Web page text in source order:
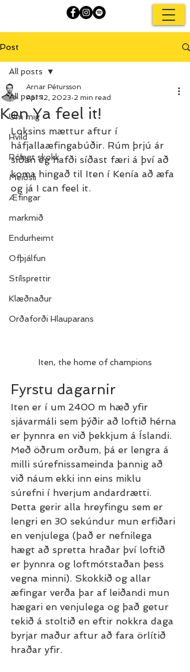
Post
All posts
Um mig
Hvíld
Rólegt skokk
Meiðsli
Æfingar
markmið
Endurheimt
Ofþjálfun
Stílsprettir
Klæðnaður
Orðaforði Hlauparans
All posts
Ken Ya feel it!
Arnar Pétursson
Apr 12, 2023 2 min read
Loksins mættur aftur í
háfjallaæfingabúðir. Rúm þrjú ár
síðan ég hafði síðast færi á því að
koma hingað til Iten í Kenía að æfa
og já I can feel it.
Iten, the home of champions
Fyrstu dagarnir
Iten er í um 2400 m hæð yfir
sjávarmáli sem þýðir að loftið hérna
er þynnra en við þekkjum á Íslandi.
Með öðrum orðum, þá er lengra á
milli súrefnissameinda þannig að
við náum ekki inn eins miklu
súrefni í hverjum andardrætti.
Þetta gerir alla hreyfingu sem er
lengri en 30 sekúndur mun erfiðari
en venjulega (það er nefnilega
hægt að spretta hraðar því loftið
er þynnra og loftmótstaðan þess
vegna minni). Skokkið og allar
æfingar verða þar af leiðandi mun
hægari en venjulega og það getur
tekið á stoltið en eftir nokkra daga
byrjar maður aftur að fara örlítið
hraðar yfir.